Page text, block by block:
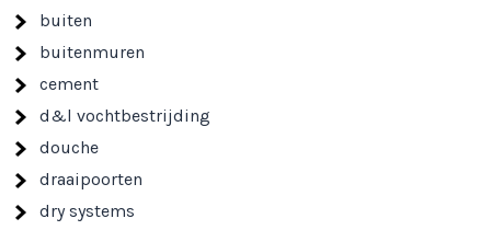
buiten
buitenmuren
cement
d&l vochtbestrijding
douche
draaipoorten
dry systems